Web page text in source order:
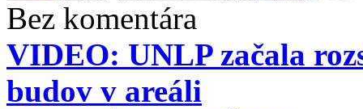
Bez komentára
VIDEO: UNLP začala
budov v areáli